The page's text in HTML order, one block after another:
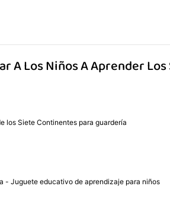
A Los Niños A Aprender
los Siete Continentes para guardería
- Juguete educativo de aprendizaje para niños